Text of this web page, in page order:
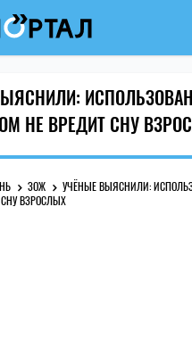
НЕ ВРЕДИТ СНУ
ЗОЖ
УЧЁНЫЕ ВЫЯСНИЛИ:
ВЗРОСЛЫХ